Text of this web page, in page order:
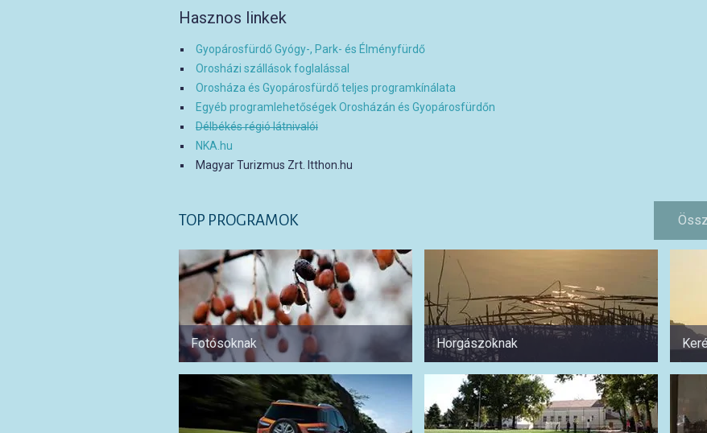
Hasznos linkek
Gyopárosfürdő Gyógy-, Park- és Élményfürdő
Orosházi szállások foglalással
Orosháza és Gyopárosfürdő teljes programkínálata
Egyéb programlehetőségek Orosházán és Gyopárosfürdőn
Délbékés régió látnivalói
NKA.hu
Magyar Turizmus Zrt. Itthon.hu
TOP PROGRAMOK
Fotósoknak Horgászoknak